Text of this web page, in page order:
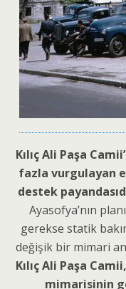
Kılıç Ali Paşa
fazla vurgulayan
destek
Ayasofya’nın
gerekse statik
değişik bir mimari
Kılıç Ali Paşa
mimarisinin